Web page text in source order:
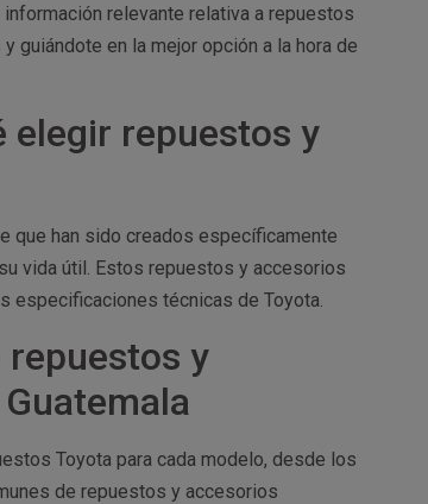
relevante relativa a repuestos
guiándote en la mejor opción a la hora de
elegir repuestos y
que han sido creados específicamente
vida útil. Estos repuestos y accesorios
especificaciones técnicas de Toyota.
repuestos y
Toyota para cada modelo, desde los
de repuestos y accesorios